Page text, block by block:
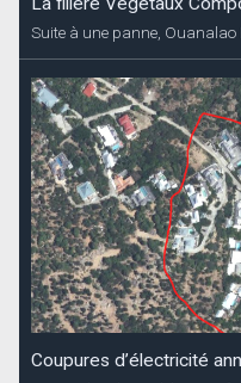
Suite à une panne, Ouanalao
Coupures d’électricité